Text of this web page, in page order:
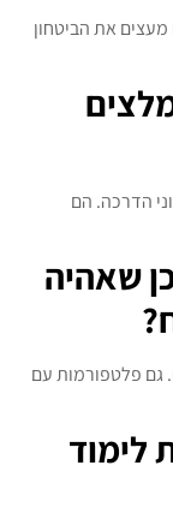
את הביטחון
הדרכה. הם
שאהיה
גם פלטפורמות עם
לימוד